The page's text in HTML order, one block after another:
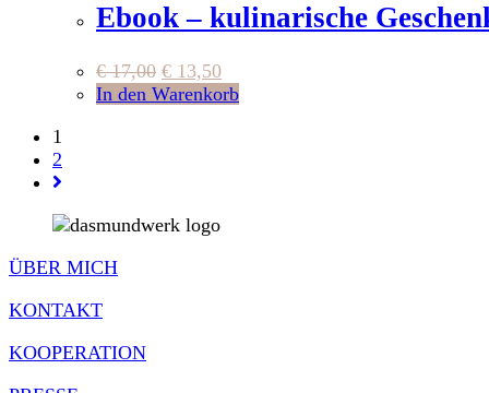
Ebook – kulinarische
€17,00 € 13,50
In den Warenkorb
1
2
ÜBER MICH
KONTAKT
KOOPERATION